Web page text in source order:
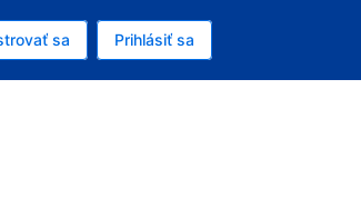
dolár
slovenčine
sa Prihlásiť sa